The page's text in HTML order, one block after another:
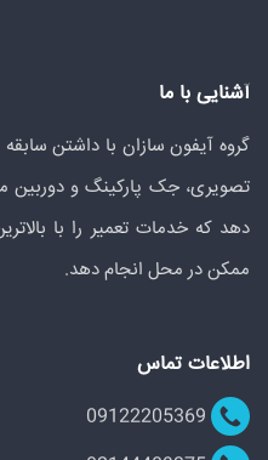
آشنایی با ما
گروه آیفون سازان با داشتن سابقه
تصویری، جک پارکینگ و دوربین
دهد که خدمات تعمیر را با
ممکن در محل انجام دهد.
اطلاعات تماس